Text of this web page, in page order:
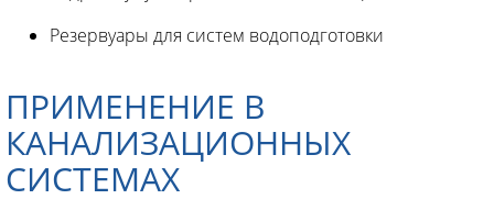
Резервуары для систем водоподготовки
ПРИМЕНЕНИЕ В
КАНАЛИЗАЦИОННЫХ
СИСТЕМАХ